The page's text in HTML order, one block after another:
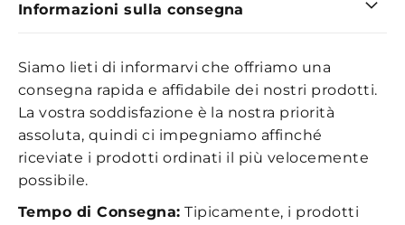
Informazioni sulla consegna
Siamo lieti di informarvi che offriamo una
consegna rapida e affidabile dei nostri prodotti.
La vostra soddisfazione è la nostra priorità
assoluta, quindi ci impegniamo affinché
riceviate i prodotti ordinati il più velocemente
possibile.
Tempo di Consegna: Tipicamente, i prodotti